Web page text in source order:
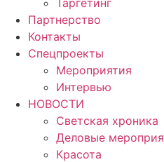
Таргетинг
Партнерство
Контакты
Спецпроекты
Мероприятия
Интервью
НОВОСТИ
Светская хроника
Деловые
Красота